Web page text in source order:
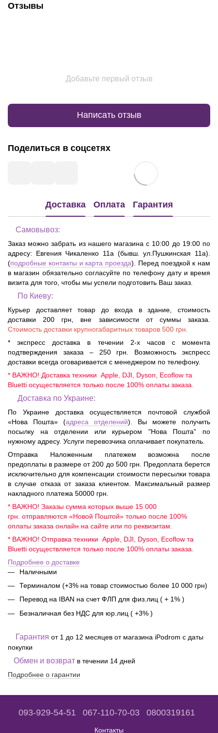
Отзывы
Добавьте первый отзыв
Написать отзыв
Поделиться в соцсетях
Доставка Оплата Гарантия
Самовывоз:
Заказ можно забрать из нашего магазина с 10:00 до 19:00 по
адресу: Евгения Чикаленко 11а (бывш. ул.Пушкинская 11а)
(подробные контакты и карта проезда). Перед поездкой к нам
в магазин обязательно согласуйте по телефону дату и время
визита для того, чтобы мы успели подготовить Ваш заказ.
По Киеву:
Курьер доставляет товар до входа в здание, стоимость
доставки 200 грн, вне зависимости от суммы заказа.
Стоимость доставки крупногабаритных товаров 500 грн.
* экспресс доставка в течении 2-х часов с момента
подтверждения заказа – 250 грн. Возможность экспресс
доставки всегда оговаривается с менеджером по телефону.
* ВАЖНО! Доставка техники Apple, DJI, Dyson, Ecoflow та
Bluetti осуществляется только после 100% оплаты заказа.
Доставка по Украине:
По Украине доставка осуществляется почтовой службой
«Нова Пошта» (адреса отделений). Вы можете получить
посылку на отделении или курьером "Нова Пошта" по
нужному адресу. Услуги перевозчика оплачивает покупатель.
Отправка Наложенным платежем возможна после
предоплаты в размере от 200 до 500 грн. Предоплата берется
исключительно для компенсации стоимости пересылки товара
в случае отказа от заказа клиентом. Максимальный размер
накладного платежа 50000 грн.
* ВАЖНО! Заказы сумма которых выше 15 000
грн. отправляются «Новой Поштой» только после 100%
оплаты заказа онлайн на сайте или по реквизитам.
* ВАЖНО! Отправка техники Apple, DJI, Dyson, Ecoflow та
Bluetti осуществляется только после 100% оплаты заказа.
Подробнее о доставке
Наличными
Терминалом (+3% на товар стоимостью более 10 000 грн)
Перевод на IBAN на счет ФЛП для физ.лиц ( + 1% )
Безналичная без НДС для юр.лиц ( +3% )
Гарантия от 1 до 12 месяцев от магазина iPodrom с даты
покупки
Обмен и возврат в течении 14 дней
Подробнее о гарантии
093-929-54-51 067-110-70-03 0800319161
Контакты